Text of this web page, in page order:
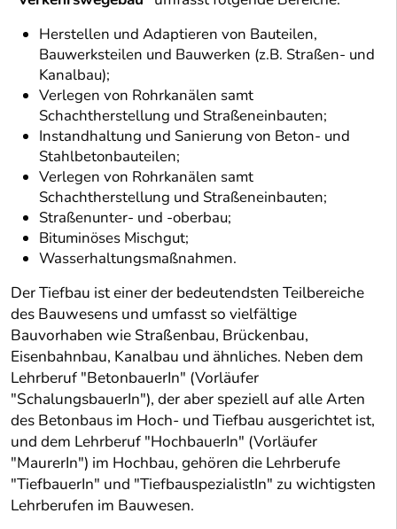
Herstellen und Adaptieren von Bauteilen,
Bauwerksteilen und Bauwerken (z.B. Straßen- und
Kanalbau);
Verlegen von Rohrkanälen samt
Schachtherstellung und Straßeneinbauten;
Instandhaltung und Sanierung von Beton- und
Stahlbetonbauteilen;
Verlegen von Rohrkanälen samt
Schachtherstellung und Straßeneinbauten;
Straßenunter- und -oberbau;
Bituminöses Mischgut;
Wasserhaltungsmaßnahmen.
Der Tiefbau ist einer der bedeutendsten Teilbereiche
des Bauwesens und umfasst so vielfältige
Bauvorhaben wie Straßenbau, Brückenbau,
Eisenbahnbau, Kanalbau und ähnliches. Neben dem
Lehrberuf "BetonbauerIn" (Vorläufer
"SchalungsbauerIn"), der aber speziell auf alle Arten
des Betonbaus im Hoch- und Tiefbau ausgerichtet ist,
und dem Lehrberuf "HochbauerIn" (Vorläufer
"MaurerIn") im Hochbau, gehören die Lehrberufe
"TiefbauerIn" und "TiefbauspezialistIn" zu wichtigsten
Lehrberufen im Bauwesen.